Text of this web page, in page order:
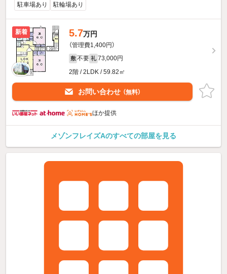
駐車場あり 駐輪場あり
新着 5.7万円
（管理費1,400円）
敷 不要 礼 73,000円
2階 / 2LDK / 59.82㎡
お問い合わせ （無料）
ほか提供
メゾンフレイズAのすべての部屋を見る